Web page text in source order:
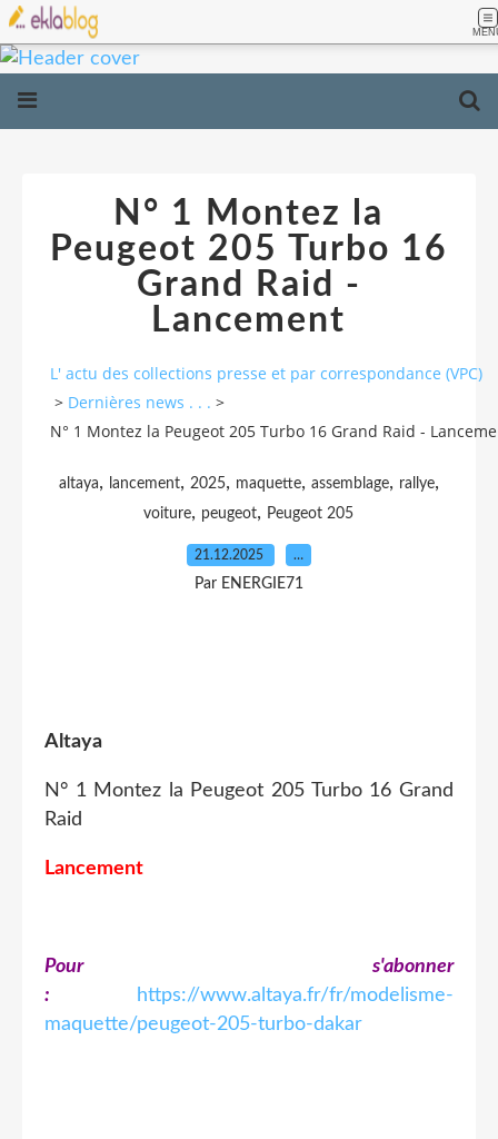
N° 1 Montez la
Peugeot 205 Turbo 16
Grand Raid -
Lancement
L' actu des collections presse et par correspondance (VPC)
> Dernières news . . . >
N° 1 Montez la Peugeot 205 Turbo 16 Grand Raid -
altaya, lancement, 2025, maquette, assemblage, rallye,
voiture, peugeot, Peugeot 205
21.12.2025 …
Par ENERGIE71
Altaya
N° 1 Montez la Peugeot 205 Turbo 16 Grand
Raid
Lancement
Pour s'abonner
:
https://www.altaya.fr/fr/modelisme-
maquette/peugeot-205-turbo-dakar